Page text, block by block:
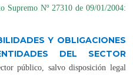
Supremo Nº 27310 de 09/01/2004:
Y OBLIGACIONES
DEL SECTOR
público, salvo disposición legal